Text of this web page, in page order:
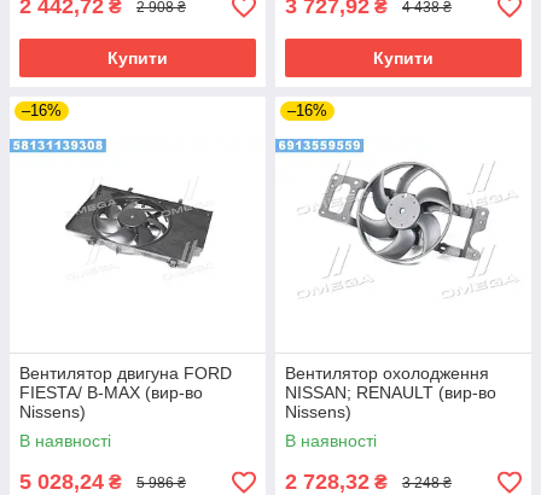
2 442,72 ₴ 2 908 ₴
Купити
3 727,92 ₴ 4 438 ₴
Купити
–16%
Вентилятор двигуна FORD
FIESTA/ B-MAX (вир-во
Nissens)
В наявності
5 028,24 ₴ 5 986 ₴
–16%
Вентилятор охолодження
NISSAN; RENAULT (вир-во
Nissens)
В наявності
2 728,32 ₴ 3 248 ₴